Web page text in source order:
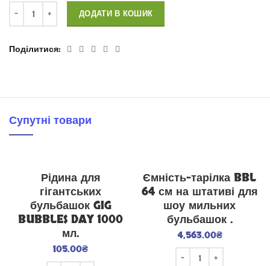
ДОДАТИ В КОШИК
Поділитися
Супутні товари
Рідина для
гігантських
бульбашок GIG
BUBBLES DAY 1000
мл.
105.00₴
Ємність-тарілка BBL
64 см на штативі для
шоу мильних
бульбашок .
4,563.00₴